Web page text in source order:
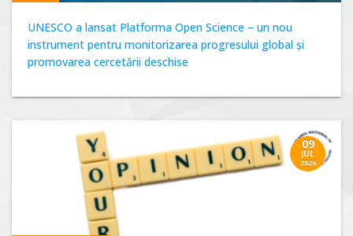
UNESCO a lansat Platforma Open Science – un nou
instrument pentru monitorizarea progresului global și
promovarea cercetării deschise
09
JUL
2026